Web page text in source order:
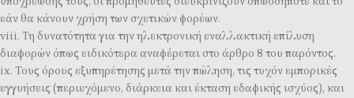
εάν θα κάνουν χρήση των σχετικών φορέων.
viii. Τη δυνατότητα για την ηλεκτρονική εναλλακτική επίλυση
διαφορών όπως ειδικότερα αναφέρεται στο άρθρο 8 του παρόντος.
ix. Τους όρους εξυπηρέτησης μετά την πώληση, τις τυχόν εμπορικές
εγγυήσεις (περιεχόμενο, διάρκεια και έκταση εδαφικής ισχύος), και